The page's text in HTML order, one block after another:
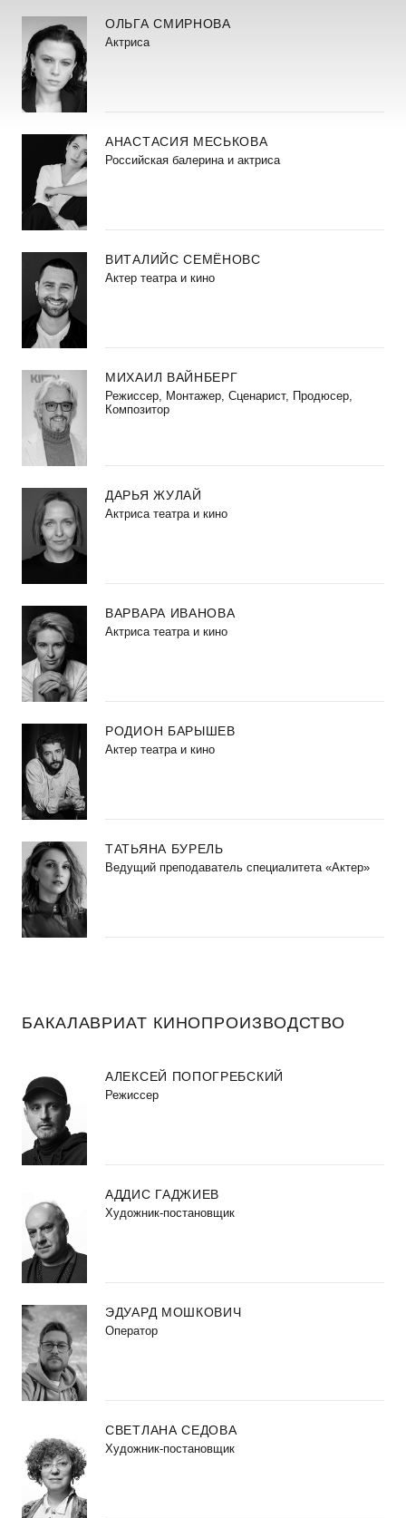
ОЛЬГА СМИРНОВА
Актриса
АНАСТАСИЯ МЕСЬКОВА
Российская балерина и актриса
ВИТАЛИЙС СЕМЁНОВС
Актер театра и кино
МИХАИЛ ВАЙНБЕРГ
Режиссер, Монтажер, Сценарист, Продюсер,
Композитор
ДАРЬЯ ЖУЛАЙ
Актриса театра и кино
ВАРВАРА ИВАНОВА
Актриса театра и кино
РОДИОН БАРЫШЕВ
Актер театра и кино
ТАТЬЯНА БУРЕЛЬ
Ведущий преподаватель специалитета «Актер»
БАКАЛАВРИАТ КИНОПРОИЗВОДСТВО
АЛЕКСЕЙ ПОПОГРЕБСКИЙ
Режиссер
АДДИС ГАДЖИЕВ
Художник-постановщик
ЭДУАРД МОШКОВИЧ
Оператор
СВЕТЛАНА СЕДОВА
Художник-постановщик